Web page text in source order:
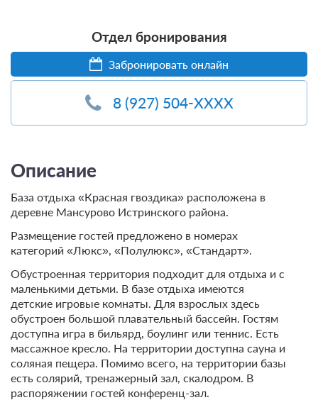
Отдел бронирования
Забронировать онлайн
8 (927) 504-XXXX
Описание
База отдыха «Красная гвоздика» расположена в
деревне Мансурово Истринского района.
Размещение гостей предложено в номерах
категорий «Люкс», «Полулюкс», «Стандарт».
Обустроенная территория подходит для отдыха и с
маленькими детьми. В базе отдыха имеются
детские игровые комнаты. Для взрослых здесь
обустроен большой плавательный бассейн. Гостям
доступна игра в бильярд, боулинг или теннис. Есть
массажное кресло. На территории доступна сауна и
соляная пещера. Помимо всего, на территории базы
есть солярий, тренажерный зал, скалодром. В
распоряжении гостей конференц-зал.